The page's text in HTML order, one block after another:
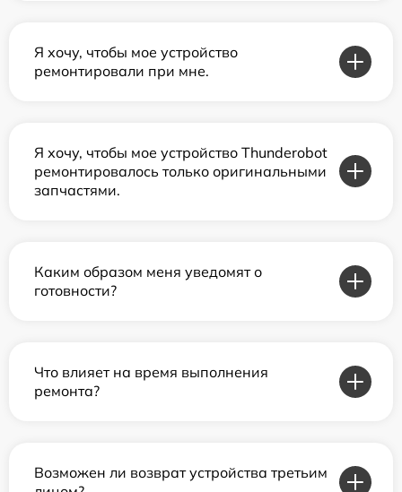
Я хочу, чтобы мое устройство
ремонтировали при мне.
Я хочу, чтобы мое устройство Thunderobot
ремонтировалось только оригинальными
запчастями.
Каким образом меня уведомят о
готовности?
Что влияет на время выполнения
ремонта?
Возможен ли возврат устройства третьим